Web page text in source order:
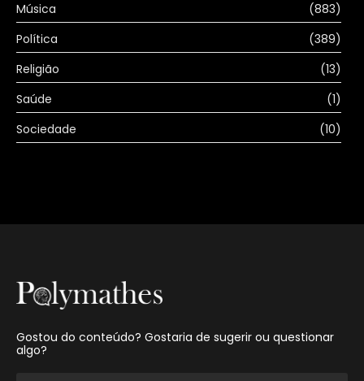
Música
(883)
Política
(389)
Religião
(13)
Saúde
(1)
Sociedade
(10)
Gostou do conteúdo? Gostaria de sugerir ou questionar
algo?